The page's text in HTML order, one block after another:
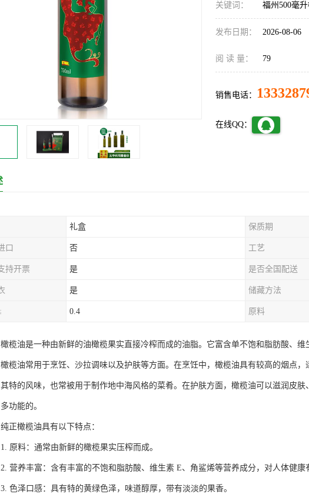
关键词： 福州500毫
发布日期： 2026-08-06
阅 读 量： 79
销售电话：
在线QQ：
礼盒 保质期
口 否 工艺
持开票 是 是否全国配送
是 储藏方法
0.4 原料
橄榄油是一种由新鲜的油橄榄果实直接冷榨而成的油脂。它富含单不饱和脂肪酸、
橄榄油常用于烹饪、沙拉调味以及护肤等方面。在烹饪中，橄榄油具有较高的烟点
其特的风味，也常被用于制作地中海风格的菜肴。在护肤方面，橄榄油可以滋润皮
多功能的。
纯正橄榄油具有以下特点：
1. 原料：通常由新鲜的橄榄果实压榨而成。
2. 营养丰富：含有丰富的不饱和脂肪酸、维生素 E、角鲨烯等营养成分，对人体健康
3. 色泽口感：具有特的黄绿色泽，味道醇厚，带有淡淡的果香。